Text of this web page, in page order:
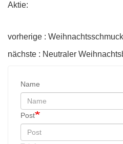
Aktie:
vorherige :
nächste : Neutraler
Name
Post